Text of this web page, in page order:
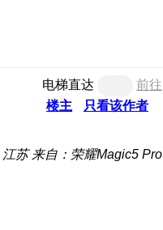
电梯直达
前往
楼主
只看该作者
江苏 来自：荣耀Magic5 Pro